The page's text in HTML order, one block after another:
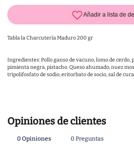
Tabla la Charcutería Maduro 200 gr
Ingredientes: Pollo ganso de vacuno, lomo de cerdo,
pimienta negra, pistacho. Queso ahumado, nuez
tripolifosfato de sodio, eritorbato de socio, sal de